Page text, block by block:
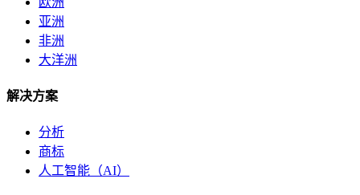
亚洲
非洲
大洋洲
解决方案
分析
商标
人工智能（AI）